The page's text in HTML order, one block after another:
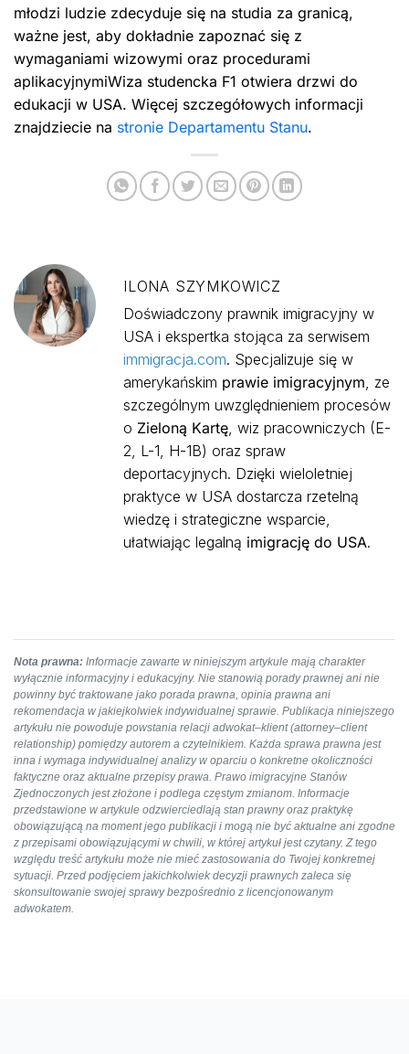
młodzi ludzie zdecyduje się na studia za granicą,
ważne jest, aby dokładnie zapoznać się z
wymaganiami wizowymi oraz procedurami
aplikacyjnymiWiza studencka F1 otwiera drzwi do
edukacji w USA. Więcej szczegółowych informacji
znajdziecie na stronie Departamentu Stanu.
ILONA SZYMKOWICZ
Doświadczony prawnik imigracyjny w
USA i ekspertka stojąca za serwisem
immigracja.com. Specjalizuje się w
amerykańskim prawie imigracyjnym , ze
szczególnym uwzględnieniem procesów
o Zieloną Kartę , wiz pracowniczych (E-
2, L-1, H-1B) oraz spraw
deportacyjnych. Dzięki wieloletniej
praktyce w USA dostarcza rzetelną
wiedzę i strategiczne wsparcie,
ułatwiając legalną imigrację do USA.
Nota prawna: Informacje zawarte w niniejszym artykule mają charakter
wyłącznie informacyjny i edukacyjny. Nie stanowią porady prawnej ani nie
powinny być traktowane jako porada prawna, opinia prawna ani
rekomendacja w jakiejkolwiek indywidualnej sprawie. Publikacja niniejszego
artykułu nie powoduje powstania relacji adwokat–klient (attorney–client
relationship) pomiędzy autorem a czytelnikiem. Każda sprawa prawna jest
inna i wymaga indywidualnej analizy w oparciu o konkretne okoliczności
faktyczne oraz aktualne przepisy prawa. Prawo imigracyjne Stanów
Zjednoczonych jest złożone i podlega częstym zmianom. Informacje
przedstawione w artykule odzwierciedlają stan prawny oraz praktykę
obowiązującą na moment jego publikacji i mogą nie być aktualne ani zgodne
z przepisami obowiązującymi w chwili, w której artykuł jest czytany. Z tego
względu treść artykułu może nie mieć zastosowania do Twojej konkretnej
sytuacji. Przed podjęciem jakichkolwiek decyzji prawnych zaleca się
skonsultowanie swojej sprawy bezpośrednio z licencjonowanym
adwokatem.